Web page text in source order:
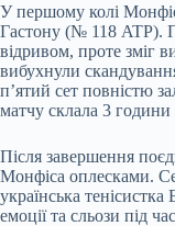
У першому колі
Гастону (№ 118 ATP).
відривом, проте зміг
вибухнули
п’ятий сет повністю
матчу склала 3
Після завершення
Монфіса оплесками.
українська
емоції та сльози під